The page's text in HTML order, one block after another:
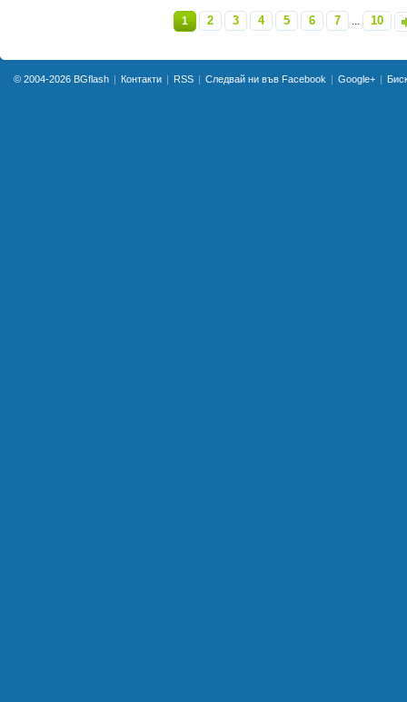
1 2 3 4 5 6 7 ... 10»
© 2004-2026 BGflash Контакти RSS Следвай ни във Facebook Google+